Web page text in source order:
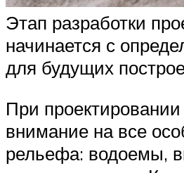
Этап разработки
начинается с
для будущих
При
внимание на все
рельефа: водоемы,